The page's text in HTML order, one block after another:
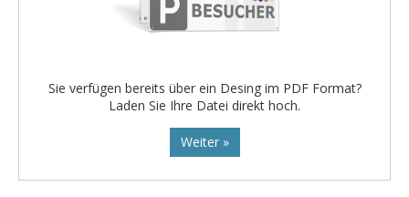
Sie verfügen bereits über ein Desing im PDF Format?
Laden Sie Ihre Datei direkt hoch.
Weiter »